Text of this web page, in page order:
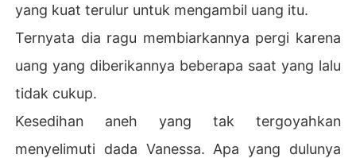
yang kuat terulur untuk mengambil uang itu.
Ternyata dia ragu membiarkannya pergi karena
uang yang diberikannya beberapa saat yang lalu
tidak cukup.
Kesedihan aneh yang tak tergoyahkan
menyelimuti dada Vanessa. Apa yang dulunya